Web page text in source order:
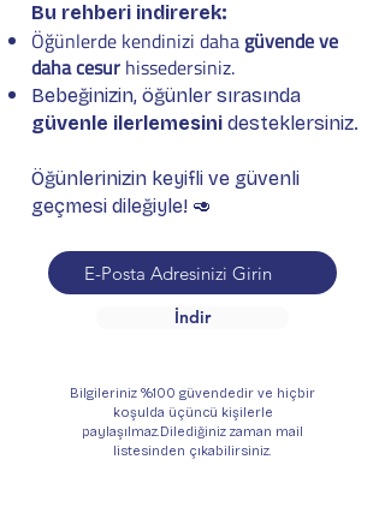
Bu rehberi indirerek:
Öğünlerde kendinizi dahagüvende ve
daha cesur hissedersiniz.
Bebeğinizin, öğünler sırasında
güvenle ilerlemesini desteklersiniz.
Öğünlerinizin keyifli ve güvenli
geçmesi dileğiyle! 🥑
İndir
Bilgileriniz %100 güvendedir ve hiçbir
koşulda üçüncü kişilerle
paylaşılmaz.Dilediğiniz zaman mail
listesinden çıkabilirsiniz.